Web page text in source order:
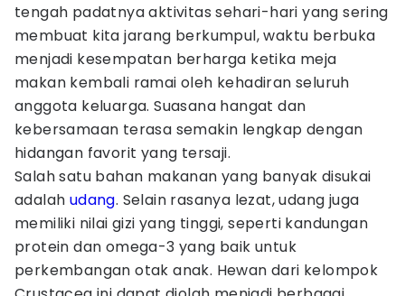
tengah padatnya aktivitas sehari-hari yang sering
membuat kita jarang berkumpul, waktu berbuka
menjadi kesempatan berharga ketika meja
makan kembali ramai oleh kehadiran seluruh
anggota keluarga. Suasana hangat dan
kebersamaan terasa semakin lengkap dengan
hidangan favorit yang tersaji.
Salah satu bahan makanan yang banyak disukai
adalah udang. Selain rasanya lezat, udang juga
memiliki nilai gizi yang tinggi, seperti kandungan
protein dan omega-3 yang baik untuk
perkembangan otak anak. Hewan dari kelompok